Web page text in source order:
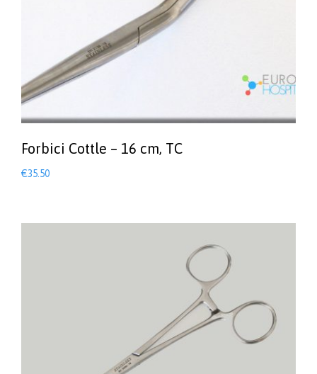
Forbici Cottle – 16 cm, TC
€35.50